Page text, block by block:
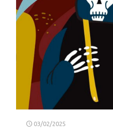
03/02/2025